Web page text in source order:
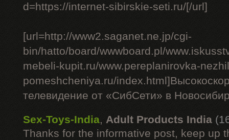
d=https://internet-sibirskie-seti.ru/[/url]
[url=http://www2.saganet.ne.jp/cgi-
bin/hatto/board/wwwboard.pl/
mebeli-kupit.ru/www.pereplanirovka-
pomeshcheniya.ru/
телевидение от «СибСети» в
Sex-Toys-India, Adult Products India
Thanks for the informative post, keep up